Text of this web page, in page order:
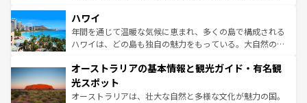
着のスイス情報は
のような巨大都市は、観光、ショッピング、エンターテイ
ンメントが詰まった刺激的なスポットだ。一方、アメリカ
西部には大自然が広がり、グランドキャニオンやイエロー
部のニューオーリンズでは、音楽と美食が融合した独特の
文化が魅力。旅行者はアメリカの各地域で異なる魅力を楽
しみながら、その多様性と豊かな歴史を感じることができ
ハワイ
年間を通じて温暖な気候に恵まれ、多くの島で構成される
ハワイは、どの島も独自の魅力をもっている。大自然の神
ワイ島は見逃せない。また、定番の観光地といえばオアフ
島だが、静かな自然を求めるならマウイ島やカウアイ島が
おすすめ。エメラルドグリーンに輝く海をはじめ、豊かな
オーストラリアの基本情報と観光ガイド・有名観
光スポット
オーストラリアは、壮大な自然と多様な文化が魅力の国。